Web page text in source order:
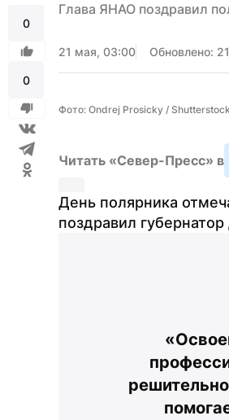
0
0
Глава ЯНАО поздравил
21 мая, 03:00 Обновлено:
Фото: Ondrej Prosicky /
Читать «Север-Пресс» в
День полярника
поздравил